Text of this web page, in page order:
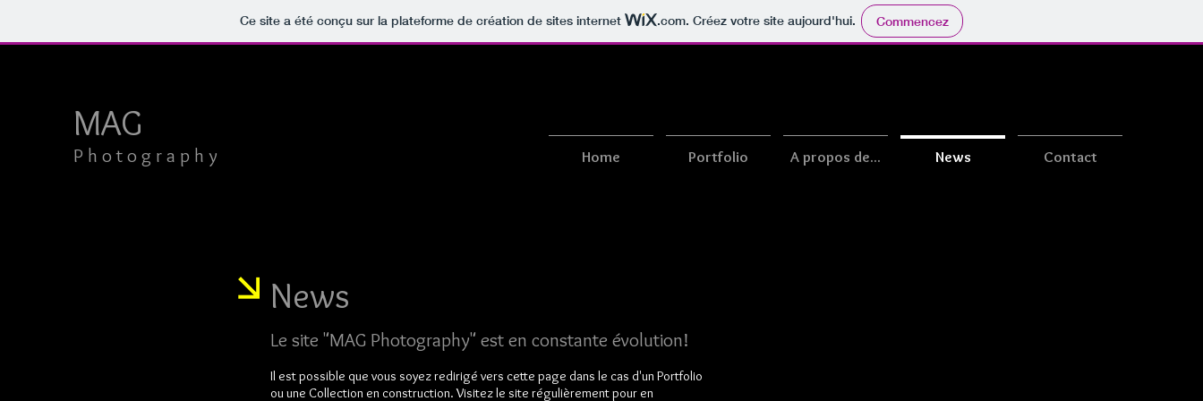
Ce site a été conçu sur la plateforme de création de sites internet .com. Créez votre site aujourd'hui. Commencez
MAG​​​​​​
​​​P h o t o g r a p h y Home Portfolio A propos de... News Contact
News
Le site "MAG Photography" est en constante évolution!
Il est possible que vous soyez redirigé vers cette page dans le cas d'un Portfolio
ou une Collection en construction. Visitez le site régulièrement pour en